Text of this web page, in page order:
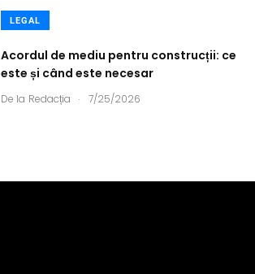
LEGAL
Acordul de mediu pentru construcții: ce
este și când este necesar
De la Redacția . 7/25/2026